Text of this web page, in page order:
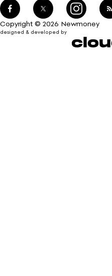
Copyright © 2026 Newmoney
designed & developed by